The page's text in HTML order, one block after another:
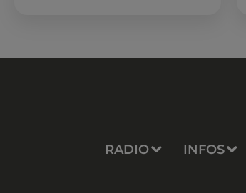
RADIO INFOS